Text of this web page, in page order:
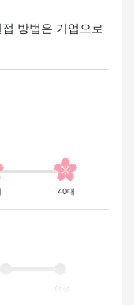
방법은 기업으로
40대
여성